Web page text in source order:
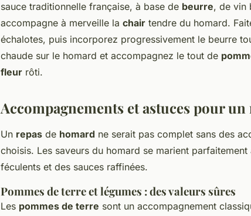
sauce traditionnelle française, à base de beurre, de vin
accompagne à merveille la chair tendre du homard.
échalotes, puis incorporez progressivement le beurre
chaude sur le homard et accompagnez le tout de
fleur rôti.
Accompagnements et astuces pour un
Un repas de homard ne serait pas complet sans des
choisis. Les saveurs du homard se marient
féculents et des sauces raffinées.
Pommes de terre et légumes : des valeurs sûres
Les pommes de terre sont un accompagnement